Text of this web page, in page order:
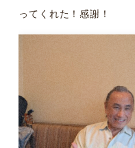
ってくれた！感謝！